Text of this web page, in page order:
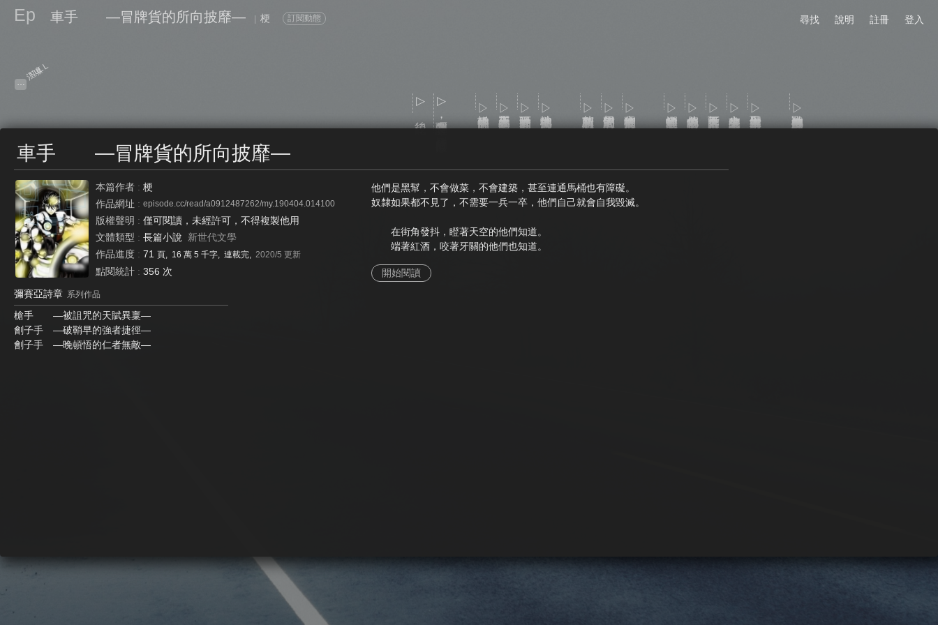
Ep 車手 —冒牌貨的所向披靡— 梗 訂閱動態 尋找 說明 註冊 登入
…
江凜
…
.NuLL
▷戰神披靡的傳說
▷聖母街的車賽
▷交火線的棄子
▷舞台下的序幕
▷偏色瞳的秘密
▷蟬螳雀的眼睛
▷幽靈的指揮官
▷伊甸園的王者
▷艾利斯的心臟
▷地獄的指揮官
▷神眼下的盲點
▷王與王的交鋒
▷扒手裡的底牌
▷ 彌賽亞詩章，冒牌貨的所向披靡
▷ 後記
車手 —冒牌貨的所向披靡—
本篇作者 : 梗
作品網址 : episode.cc/read/a0912487262/my.190404.014100
版權聲明 : 僅可閱讀，未經許可，不得複製他用
文體類型 : 長篇小說 新世代文學
作品進度 : 71 頁, 16 萬 5 千字, 連載完, 2020/5 更新
點閱統計 : 356 次
彌賽亞詩章 系列作品
槍手 —被詛咒的天賦異稟—
劊子手 —破鞘早的強者捷徑—
劊子手 —晚頓悟的仁者無敵—
他們是黑幫，不會做菜，不會建築，甚至連通馬桶也有障礙。
奴隸如果都不見了，不需要一兵一卒，他們自己就會自我毀滅。
在街角發抖，瞪著天空的他們知道。
端著紅酒，咬著牙關的他們也知道。
開始閱讀